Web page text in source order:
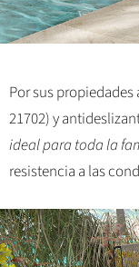
Por sus
21702) y
ideal para toda la
resistencia a las